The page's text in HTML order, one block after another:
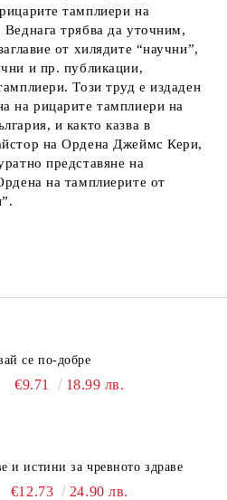
тамплиери на
трябва да уточним,
от хилядите “научни”,
и пр. публикации,
Този труд е издаден
на рицарите тамплиери на
и както казва в
на Ордена Джеймс Кери,
представяне на
на тамплиерите от
се по-добре
€9.71 18.99 лв.
и истини за чревното здраве
€12.73 24.90 лв.